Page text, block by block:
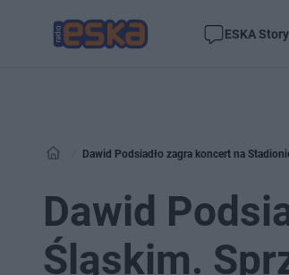
ESKA Story
Dawid Podsiadło zagra koncert na
Dawid
Śląskim.